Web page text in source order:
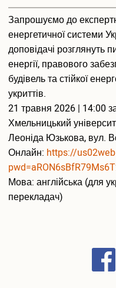
Вартість навчання на
Освітні програми
Подача електронної
Поновлення та
Реєстраціія
магістратуру
Інформація про вступ до
Програми вступних
Співбесіда
Рейтингові списки
Захист персональних
Ваучер на навчання від
Особам з особливими
Військова кафедра
Проживання студентів
Запрошуємо до
енергетичної системи
доповідачі розглянуть
енергії, правового
будівель та стійкої
укриттів.
21 травня 2026 | 14:00
Хмельницький
Леоніда Юзькова, вул.
Онлайн: https://
Мова: англійська (для
перекладач)